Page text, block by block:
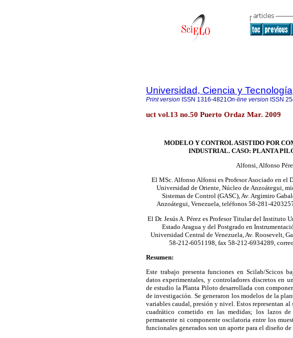
Universidad, Ciencia y Tecnología
Print version ISSN 1316-4821On-line version ISSN
uct vol.13 no.50 Puerto Ordaz Mar. 2009
MODELO Y CONTROL ASISTIDO POR
INDUSTRIAL. CASO: PLANTA
Alfonsi, Alfonso
El MSc. Alfonso Alfonsi es Profesor Asociado en el
Universidad de Oriente, Núcleo de Anzoátegui,
Sistemas de Control (GASC), Av. Argimiro
Anzoátegui, Venezuela, teléfonos 58-281-
El Dr. Jesús A. Pérez es Profesor Titular del Instituto
Estado Aragua y del Postgrado en
Universidad Central de Venezuela, Av. Roosevelt,
58-212-6051198, fax 58-212-6934289,
Resumen:
Este trabajo presenta funciones en Scilab/Scicos
datos experimentales, y controladores discretos en
de estudio la Planta Piloto desarrollada con
de investigación. Se generaron los modelos de la
variables caudal, presión y nivel. Estos representan
cuadrático cometido en las medidas; los lazos
permanente ni componente oscilatoria entre los
funcionales generados son un aporte para el diseño